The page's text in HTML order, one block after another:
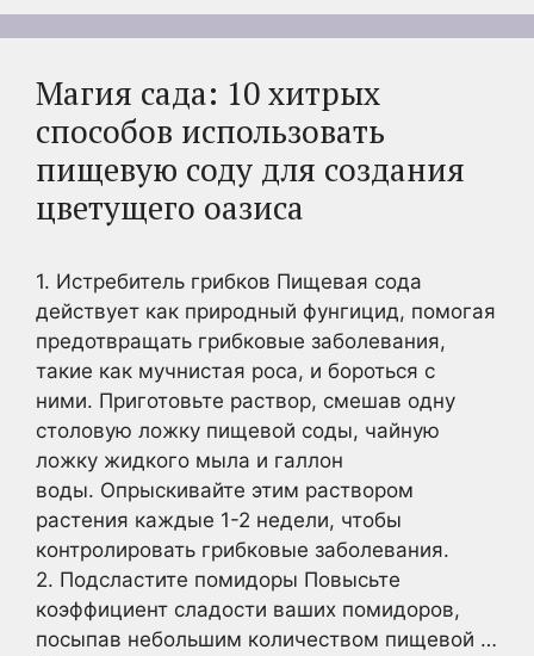
Магия сада: 10 хитрых
способов использовать
пищевую соду для создания
цветущего оазиса
1. Истребитель грибков Пищевая сода
действует как природный фунгицид, помогая
предотвращать грибковые заболевания,
такие как мучнистая роса, и бороться с
ними. Приготовьте раствор, смешав одну
столовую ложку пищевой соды, чайную
ложку жидкого мыла и галлон
воды. Опрыскивайте этим раствором
растения каждые 1-2 недели, чтобы
контролировать грибковые заболевания.
2. Подсластите помидоры Повысьте
коэффициент сладости ваших помидоров,
посыпав небольшим количеством пищевой …